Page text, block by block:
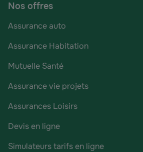
Nos offres
Assurance auto
Assurance Habitation
Mutuelle Santé
Assurance vie projets
Assurances Loisirs
Devis en ligne
Simulateurs tarifs en ligne